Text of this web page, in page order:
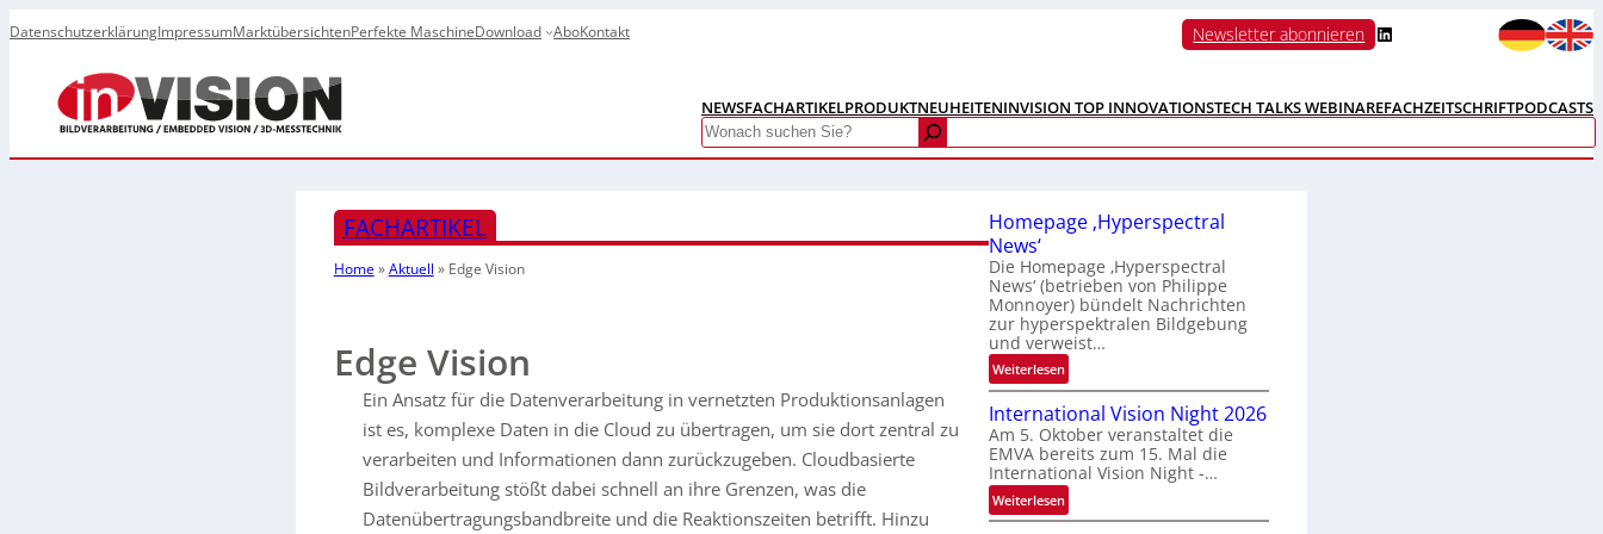
DatenschutzerklärungImpressumMarktübersichtenPerfekte MaschineDownload AboKontakt Newsletter abonnieren LinkedIn
NEWSFACHARTIKELPRODUKTNEUHEITENINVISION TOP INNOVATIONSTECH TALKS WEBINAREFACHZEITSCHRIFTPODCASTS
Search
FACHARTIKEL
Home»Aktuell » Edge Vision
Edge Vision
Ein Ansatz für die Datenverarbeitung in vernetzten Produktionsanlagen
ist es, komplexe Daten in die Cloud zu übertragen, um sie dort zentral zu
verarbeiten und Informationen dann zurückzugeben. Cloudbasierte
Bildverarbeitung stößt dabei schnell an ihre Grenzen, was die
Datenübertragungsbandbreite und die Reaktionszeiten betrifft. Hinzu
Homepage ‚Hyperspectral
News‘
Die Homepage ‚Hyperspectral
News‘ (betrieben von Philippe
Monnoyer) bündelt Nachrichten
zur hyperspektralen Bildgebung
und verweist…
Weiterlesen:
H
o
m
e
p
a
g
International Vision Night 2026
Am 5. Oktober veranstaltet die
EMVA bereits zum 15. Mal die
International Vision Night -…
Weiterlesen:
I